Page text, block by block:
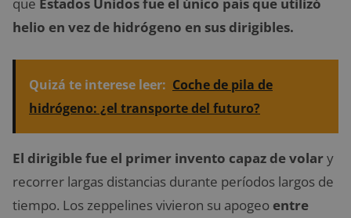
que Estados Unidos fue el único país que utilizó
helio en vez de hidrógeno en sus dirigibles.
Quizá te interese leer: Coche de pila de
hidrógeno: ¿el transporte del futuro?
El dirigible fue el primer invento capaz de volary
recorrer largas distancias durante períodos largos de
tiempo. Los zeppelines vivieron su apogeo entre